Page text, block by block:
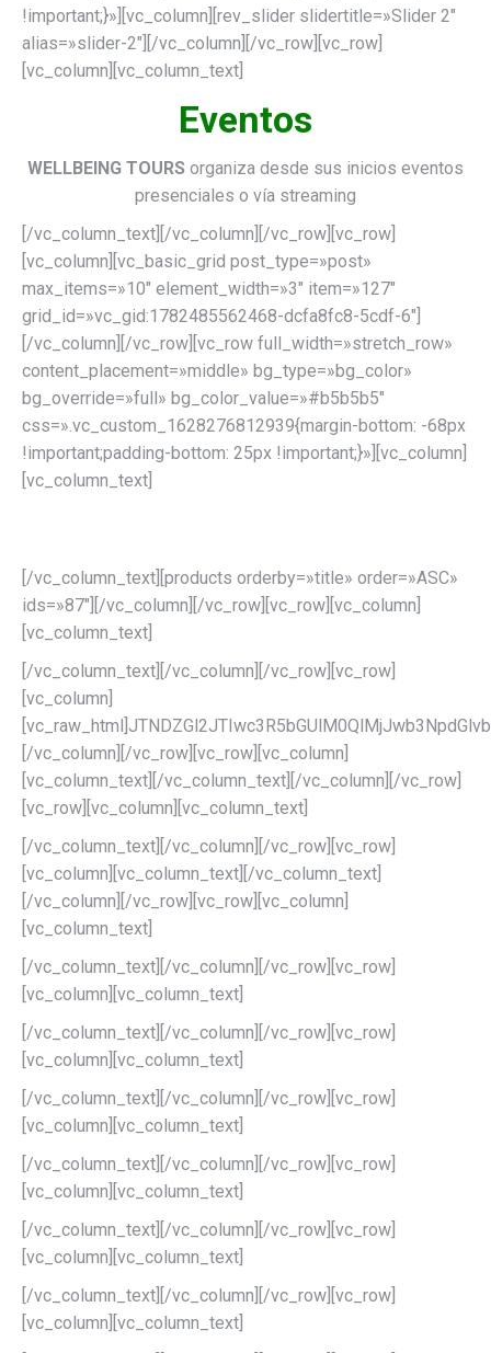
!important;}»][vc_column][rev_slider slidertitle=»Slider 2″
alias=»slider-2″][/vc_column][/vc_row][vc_row]
[vc_column][vc_column_text]
Eventos
WELLBEING TOURS organiza desde sus inicios eventos
presenciales o vía streaming
[/vc_column_text][/vc_column][/vc_row][vc_row]
[vc_column][vc_basic_grid post_type=»post»
max_items=»10″ element_width=»3″ item=»127″
grid_id=»vc_gid:1782485562468-dcfa8fc8-5cdf-6″]
[/vc_column][/vc_row][vc_row full_width=»stretch_row»
content_placement=»middle» bg_type=»bg_color»
bg_override=»full» bg_color_value=»#b5b5b5″
css=».vc_custom_1628276812939{margin-bottom: -68px
!important;padding-bottom: 25px !important;}»][vc_column]
[vc_column_text]
[/vc_column_text][products orderby=»title» order=»ASC»
ids=»87″][/vc_column][/vc_row][vc_row][vc_column]
[vc_column_text]
[/vc_column_text][/vc_column][/vc_row][vc_row]
[vc_column]
[/vc_column][/vc_row][vc_row][vc_column]
[vc_column_text][/vc_column_text][/vc_column][/vc_row]
[vc_row][vc_column][vc_column_text]
[/vc_column_text][/vc_column][/vc_row][vc_row]
[vc_column][vc_column_text][/vc_column_text]
[/vc_column][/vc_row][vc_row][vc_column]
[vc_column_text]
[/vc_column_text][/vc_column][/vc_row][vc_row]
[vc_column][vc_column_text]
[/vc_column_text][/vc_column][/vc_row][vc_row]
[vc_column][vc_column_text]
[/vc_column_text][/vc_column][/vc_row][vc_row]
[vc_column][vc_column_text]
[/vc_column_text][/vc_column][/vc_row][vc_row]
[vc_column][vc_column_text]
[/vc_column_text][/vc_column][/vc_row][vc_row]
[vc_column][vc_column_text]
[/vc_column_text][/vc_column][/vc_row][vc_row]
[vc_column][vc_column_text]